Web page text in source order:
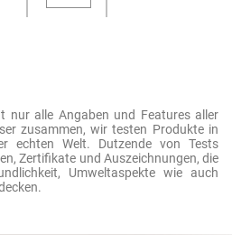
nur alle Angaben und Features aller
zusammen, wir testen Produkte in
echten Welt. Dutzende von Tests
Zertifikate und Auszeichnungen, die
Umweltaspekte wie auch